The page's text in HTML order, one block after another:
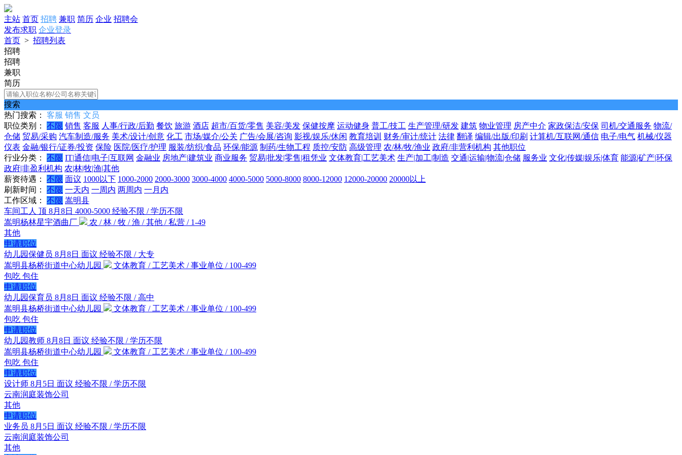
主站 首页 招聘 兼职 简历 企业 招聘会
发布求职 企业登录
首页 > 招聘列表
招聘
招聘
兼职
简历
搜索
热门搜索：
客服 销售 文员
职位类别：
不限 销售 客服 人事/行政/后勤 餐饮 旅游 酒店 超市/百货/零售 美容/美发 保健按摩 运动健身 普工/技工 生产管理/研发 建筑 物业管理 房产中介 家政保洁/安保 司机/交通服务 物流/
仓储 贸易/采购 汽车制造/服务 美术/设计/创意 化工 市场/媒介/公关 广告/会展/咨询 影视/娱乐/休闲 教育培训 财务/审计/统计 法律 翻译 编辑/出版/印刷 计算机/互联网/通信 电子/电气 机械/仪器
仪表 金融/银行/证券/投资 保险 医院/医疗/护理 服装/纺织/食品 环保/能源 制药/生物工程 质控/安防 高级管理 农/林/牧/渔业 政府/非营利机构 其他职位
行业分类：
不限 IT|通信|电子|互联网 金融业 房地产|建筑业 商业服务 贸易|批发|零售|租凭业 文体教育|工艺美术 生产|加工|制造 交通|运输|物流|仓储 服务业 文化|传媒|娱乐|体育 能源|矿产|环保
政府|非盈利机构 农|林|牧|渔|其他
薪资待遇：
不限 面议 1000以下 1000-2000 2000-3000 3000-4000 4000-5000 5000-8000 8000-12000 12000-20000 20000以上
刷新时间：
不限 一天内 一周内 两周内 一月内
工作区域：
不限 嵩明县
车间工人 顶 8月8日 4000-5000 经验不限 / 学历不限
嵩明杨林星宇酒曲厂
农 / 林 / 牧 / 渔 / 其他 / 私营 / 1-49
其他
申请职位
幼儿园保健员 8月8日 面议 经验不限 / 大专
嵩明县杨桥街道中心幼儿园
文体教育 / 工艺美术 / 事业单位 / 100-499
包吃 包住
申请职位
幼儿园保育员 8月8日 面议 经验不限 / 高中
嵩明县杨桥街道中心幼儿园
文体教育 / 工艺美术 / 事业单位 / 100-499
包吃 包住
申请职位
幼儿园教师 8月8日 面议 经验不限 / 学历不限
嵩明县杨桥街道中心幼儿园
文体教育 / 工艺美术 / 事业单位 / 100-499
包吃 包住
申请职位
设计师 8月5日 面议 经验不限 / 学历不限
云南润庭装饰公司
其他
申请职位
业务员 8月5日 面议 经验不限 / 学历不限
云南润庭装饰公司
其他